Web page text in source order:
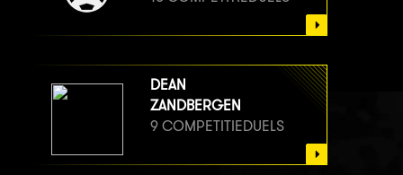
DEAN
ZANDBERGEN
9 COMPETITIEDUELS